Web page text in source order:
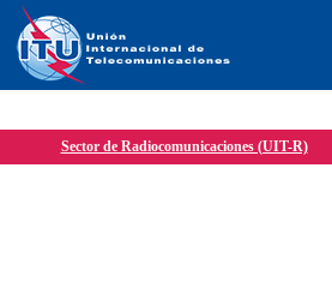
Sector de Radiocomunicaciones (UIT-R)